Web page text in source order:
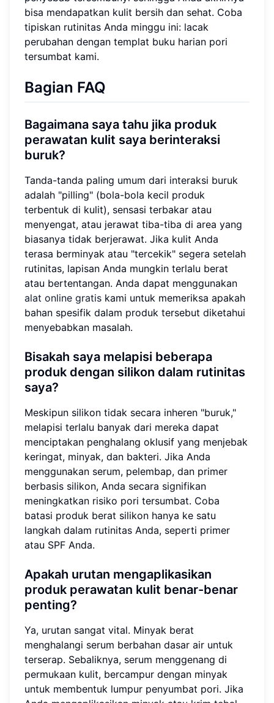
bisa mendapatkan kulit bersih dan sehat. Coba
tipiskan rutinitas Anda minggu ini: lacak
perubahan dengan templat buku harian pori
tersumbat kami.
Bagian FAQ
Bagaimana saya tahu jika produk
perawatan kulit saya berinteraksi
buruk?
Tanda-tanda paling umum dari interaksi buruk
adalah "pilling" (bola-bola kecil produk
terbentuk di kulit), sensasi terbakar atau
menyengat, atau jerawat tiba-tiba di area yang
biasanya tidak berjerawat. Jika kulit Anda
terasa berminyak atau "tercekik" segera setelah
rutinitas, lapisan Anda mungkin terlalu berat
atau bertentangan. Anda dapat menggunakan
alat online gratis kami untuk memeriksa apakah
bahan spesifik dalam produk tersebut diketahui
menyebabkan masalah.
Bisakah saya melapisi beberapa
produk dengan silikon dalam rutinitas
saya?
Meskipun silikon tidak secara inheren "buruk,"
melapisi terlalu banyak dari mereka dapat
menciptakan penghalang oklusif yang menjebak
keringat, minyak, dan bakteri. Jika Anda
menggunakan serum, pelembap, dan primer
berbasis silikon, Anda secara signifikan
meningkatkan risiko pori tersumbat. Coba
batasi produk berat silikon hanya ke satu
langkah dalam rutinitas Anda, seperti primer
atau SPF Anda.
Apakah urutan mengaplikasikan
produk perawatan kulit benar-benar
penting?
Ya, urutan sangat vital. Minyak berat
menghalangi serum berbahan dasar air untuk
terserap. Sebaliknya, serum menggenang di
permukaan kulit, bercampur dengan minyak
untuk membentuk lumpur penyumbat pori. Jika